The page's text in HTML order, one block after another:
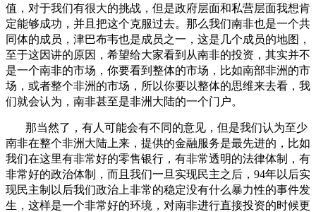
值，对于我们有很大的挑战，但是政府层面和私营层面我想肯
定能够成功，并且把这个克服过去。那么我们南非也是一个共
同体的成员，津巴布韦也是成员之一，这是几个成员的地图，
至于这因讲的原因，希望给大家看到从南非的投资，其实并不
是一个南非的市场，你要看到整体的市场，比如南部非洲的市
场，或者整个非洲的市场，所以你要以整体的思维来去看，我
们就会认为，南非甚至是非洲大陆的一个门户。
那当然了，有人可能会有不同的意见，但是我们认为至少
南非在整个非洲大陆上来，提供的金融服务是最先进的，比如
我们在这里有非常好的零售银行，有非常透明的法律体制，有
非常好的政治体制，而且我们一旦实现民主之后，94年以后实
现民主制以后我们政治上非常的稳定没有什么暴力性的事件发
生，这样是一个非常好的环境，对南非进行直接投资的时候更